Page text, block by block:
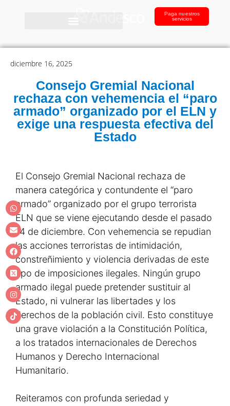
Paga nuestros
servicios
diciembre 16, 2025
Consejo Gremial Nacional
rechaza con vehemencia el “paro
armado” organizado por el ELN y
exige una respuesta efectiva del
Estado
El Consejo Gremial Nacional rechaza de
manera categórica y contundente el “paro
armado” organizado por el grupo terrorista
ELN que se viene ejecutando desde el pasado
14 de diciembre. Con vehemencia se repudian
las acciones terroristas de intimidación,
constreñimiento y violencia derivadas de este
tipo de imposiciones ilegales. Ningún grupo
armado ilegal puede pretender sustituir al
Estado, ni vulnerar las libertades y los
derechos de la población civil. Esto constituye
una grave violación a la Constitución Política,
a los tratados internacionales de Derechos
Humanos y Derecho Internacional
Humanitario.
Reiteramos con profunda seriedad y